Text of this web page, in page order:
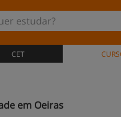
CET
em Oeiras